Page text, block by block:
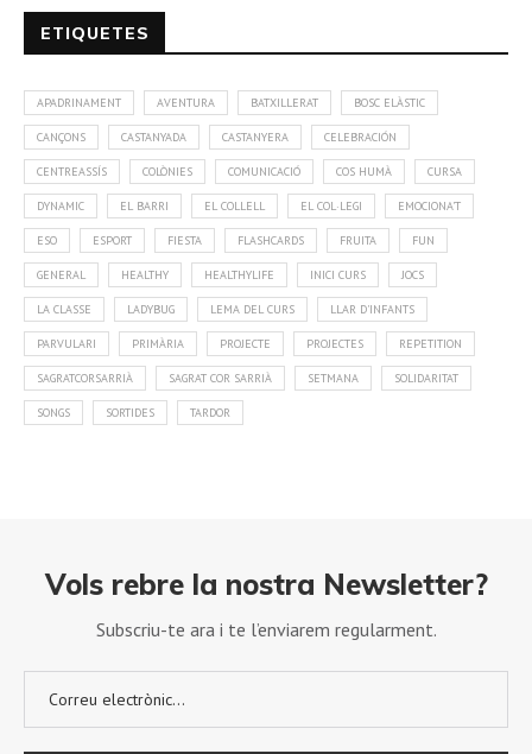
ETIQUETES
APADRINAMENT AVENTURA BATXILLERAT BOSC ELÀSTIC
CANÇONS CASTANYADA CASTANYERA CELEBRACIÓN
CENTREASSÍS COLÒNIES COMUNICACIÓ COS HUMÀ CURSA
DYNAMIC EL BARRI EL COLLELL EL COL·LEGI EMOCIONA'T
ESO ESPORT FIESTA FLASHCARDS FRUITA FUN
GENERAL HEALTHY HEALTHYLIFE INICI CURS JOCS
LA CLASSE LADYBUG LEMA DEL CURS LLAR D'INFANTS
PARVULARI PRIMÀRIA PROJECTE PROJECTES REPETITION
SAGRATCORSARRIÀ SAGRAT COR SARRIÀ SETMANA SOLIDARITAT
SONGS SORTIDES TARDOR
Vols rebre la nostra Newsletter?
Subscriu-te ara i te l’enviarem regularment.